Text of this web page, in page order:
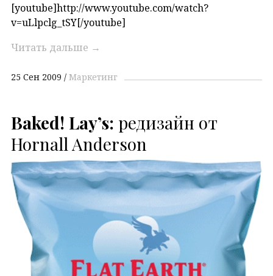
[youtube]http://www.youtube.com/watch?
v=uLlpclg_tSY[/youtube]
Читать дальше →
25 Сен 2009 Маркетинг
Baked! Lay’s: редизайн от
Hornall Anderson